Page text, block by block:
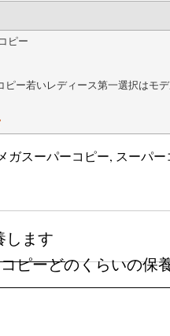
ピー
ピー若いレディース第一選択はモ
ガスーパーコピー, スーパ
します
ピーどのくらいの保